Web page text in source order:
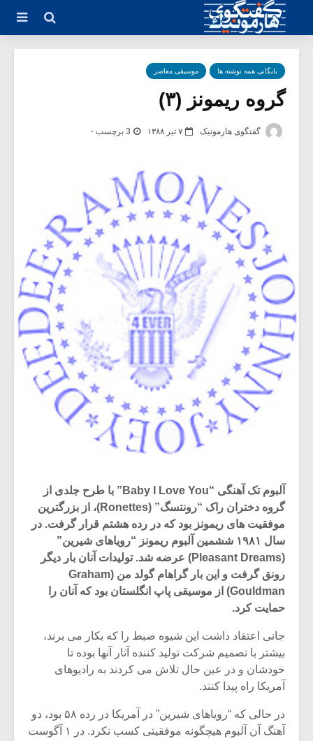
بایگانی همه نوشته ها موسیقی معاصر
گروه ریمونز (۳)
گفتگوی هارمونیک ۷ تیر ۱۳۸۸ 3 برچسب -
آلبوم تک آهنگی “Baby I Love You” با طرح جلدی از
گروه دختران راک “رونتسگ” (Ronettes)، از بزرگترین
موفقیت های ریمونز بود که در رده هشتم قرار گرفت. در
سال ۱۹۸۱ ششمین آلبوم ریمونز “رویاهای شیرین”
(Pleasant Dreams) عرضه شد. تولیدات آنان بار دیگر
رونق گرفت و این بار گراهام گولد من (Graham
Gouldman) از موسیقی پاپ انگلستان بود که آنان را
حمایت کرد.
جانی اعتقاد داشت این شیوه ضبط را که بکار می برند،
بیشتر با تصمیم شرکت تولید کننده آثار آنها بوده تا
خودشان و در عین حال تلاش می کردند به رادیوهای
آمریکا راه پیدا کنند.
در حالی که “رویاهای شیرین” در آمریکا در رده ۵۸ بود، دو
آهنگ آن آلبوم هیچگونه موفقیتی کسب نکرد. در ۱ آگوست